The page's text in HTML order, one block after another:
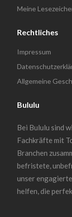
Meine
Rechtliches
Impressum
Allgemeine
Bululu
Bei Bululu sind
Fachkräfte mit
Branchen
befristete,
unser
helfen, die